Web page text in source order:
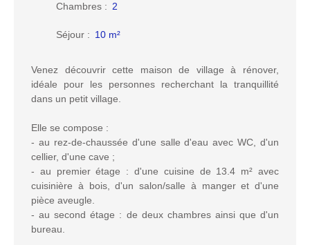
Chambres : 2
Séjour : 10 m²
Venez découvrir cette maison de village à rénover,
idéale pour les personnes recherchant la tranquillité
dans un petit village.
Elle se compose :
- au rez-de-chaussée d'une salle d'eau avec WC, d'un
cellier, d'une cave ;
- au premier étage : d'une cuisine de 13.4 m² avec
cuisinière à bois, d'un salon/salle à manger et d'une
pièce aveugle.
- au second étage : de deux chambres ainsi que d'un
bureau.